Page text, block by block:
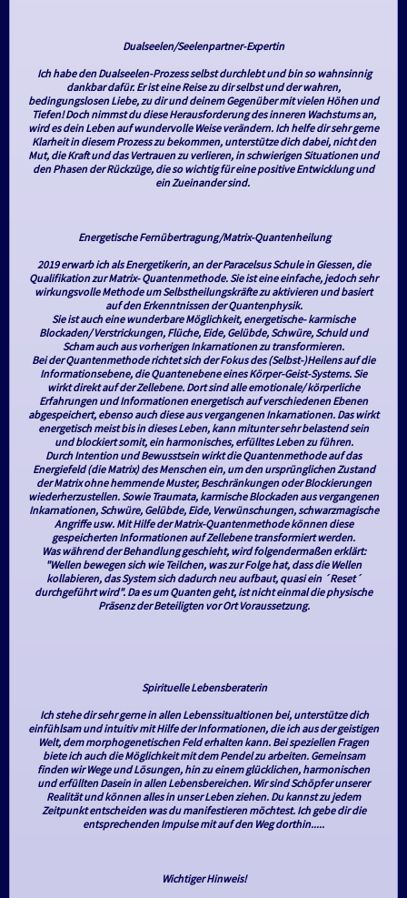
Dualseelen/Seelenpartner-Expertin
Ich habe den Dualseelen-Prozess selbst durchlebt und bin so wahnsinnig
dankbar dafür. Er ist eine Reise zu dir selbst und der wahren,
bedingungslosen Liebe, zu dir und deinem Gegenüber mit vielen Höhen und
Tiefen! Doch nimmst du diese Herausforderung des inneren Wachstums an,
wird es dein Leben auf wundervolle Weise verändern. Ich helfe dir sehr gerne
Klarheit in diesem Prozess zu bekommen, unterstütze dich dabei, nicht den
Mut, die Kraft und das Vertrauen zu verlieren, in schwierigen Situationen und
den Phasen der Rückzüge, die so wichtig für eine positive Entwicklung und
ein Zueinander sind.
Energetische Fernübertragung/Matrix-Quantenheilung
2019 erwarb ich als Energetikerin, an der Paracelsus Schule in Giessen, die
Qualifikation zur Matrix- Quantenmethode. Sie ist eine einfache, jedoch sehr
wirkungsvolle Methode um Selbstheilungskräfte zu aktivieren und basiert
auf den Erkenntnissen der Quantenphysik.
Sie ist auch eine wunderbare Möglichkeit, energetische- karmische
Blockaden/ Verstrickungen, Flüche, Eide, Gelübde, Schwüre, Schuld und
Scham auch aus vorherigen Inkarnationen zu transformieren.
Bei der Quantenmethode richtet sich der Fokus des (Selbst-)Heilens auf die
Informationsebene, die Quantenebene eines Körper-Geist-Systems. Sie
wirkt direkt auf der Zellebene. Dort sind alle emotionale/ körperliche
Erfahrungen und Informationen energetisch auf verschiedenen Ebenen
abgespeichert, ebenso auch diese aus vergangenen Inkarnationen. Das wirkt
energetisch meist bis in dieses Leben, kann mitunter sehr belastend sein
und blockiert somit, ein harmonisches, erfülltes Leben zu führen.
Durch Intention und Bewusstsein wirkt die Quantenmethode auf das
Energiefeld (die Matrix) des Menschen ein, um den ursprünglichen Zustand
der Matrix ohne hemmende Muster, Beschränkungen oder Blockierungen
wiederherzustellen. Sowie Traumata, karmische Blockaden aus vergangenen
Inkarnationen, Schwüre, Gelübde, Eide, Verwünschungen, schwarzmagische
Angriffe usw. Mit Hilfe der Matrix-Quantenmethode können diese
gespeicherten Informationen auf Zellebene transformiert werden.
Was während der Behandlung geschieht, wird folgendermaßen erklärt:
"Wellen bewegen sich wie Teilchen, was zur Folge hat, dass die Wellen
kollabieren, das System sich dadurch neu aufbaut, quasi ein ´Reset´
durchgeführt wird". Da es um Quanten geht, ist nicht einmal die physische
Präsenz der Beteiligten vor Ort Voraussetzung.
Spirituelle Lebensberaterin
Ich stehe dir sehr gerne in allen Lebenssitualtionen bei, unterstütze dich
einfühlsam und intuitiv mit Hilfe der Informationen, die ich aus der geistigen
Welt, dem morphogenetischen Feld erhalten kann. Bei speziellen Fragen
biete ich auch die Möglichkeit mit dem Pendel zu arbeiten. Gemeinsam
finden wir Wege und Lösungen, hin zu einem glücklichen, harmonischen
und erfüllten Dasein in allen Lebensbereichen. Wir sind Schöpfer unserer
Realität und können alles in unser Leben ziehen. Du kannst zu jedem
Zeitpunkt entscheiden was du manifestieren möchtest. Ich gebe dir die
entsprechenden Impulse mit auf den Weg dorthin.....
Wichtiger Hinweis!